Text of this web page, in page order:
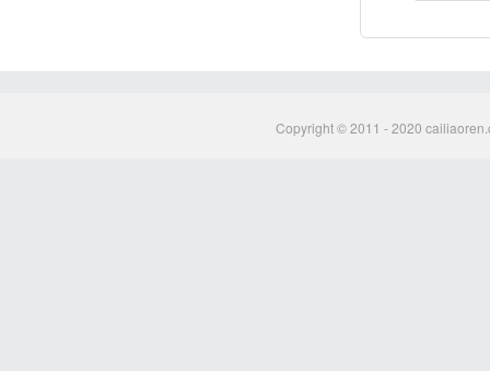
Copyright © 2011 - 2020